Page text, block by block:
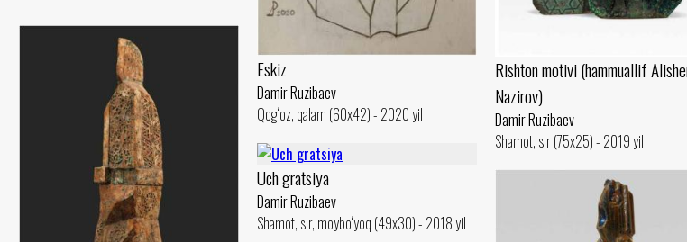
Eskiz
Damir Ruzibaev
Qog‘oz, qalam (60x42) - 2020 yil
Rishton motivi (hammuallif
Nazirov)
Damir Ruzibaev
Shamot, sir (75x25) - 2019 yil
Uch gratsiya
Damir Ruzibaev
Shamot, sir, moybo‘yoq (49x30) - 2018 yil